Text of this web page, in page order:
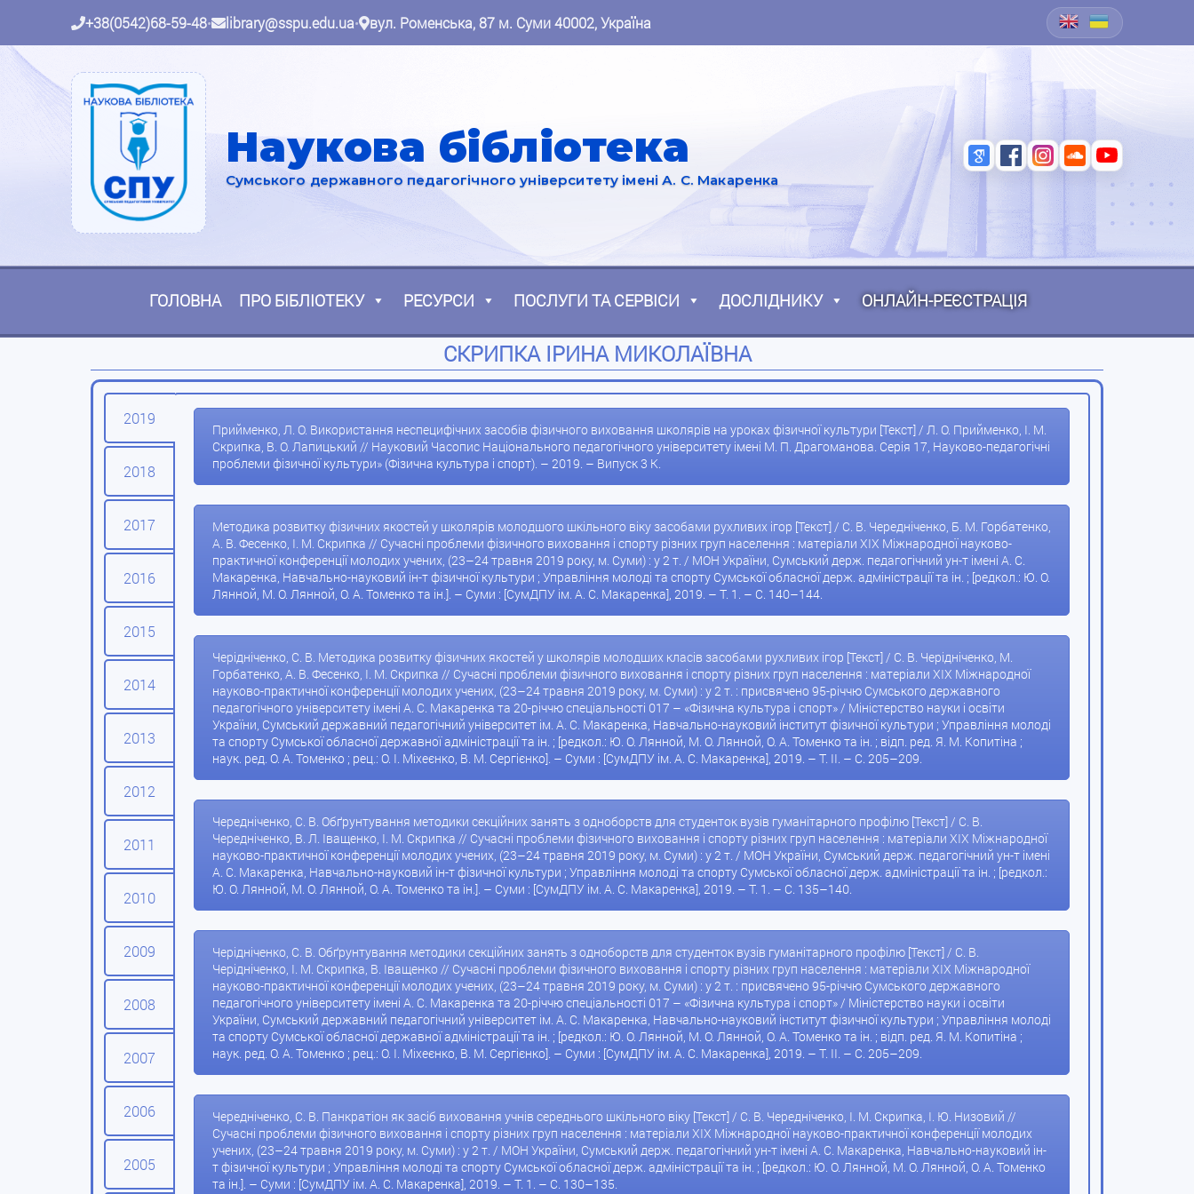
+38(0542)68-59-48• library@sspu.edu.ua• вул. Роменська, 87 м. Суми 40002, Україна
Наукова бібліотека
Сумського державного педагогічного університету імені А. С. Макаренка
ГОЛОВНА ПРО БІБЛІОТЕКУ РЕСУРСИ ПОСЛУГИ ТА СЕРВІСИ ДОСЛІДНИКУ ОНЛАЙН-РЕЄСТРАЦІЯ
СКРИПКА ІРИНА МИКОЛАЇВНА
2019
2018
2017
2016
2015
2014
2013
2012
2011
2010
2009
2008
2007
2006
2005
Прийменко, Л. О. Використання неспецифічних засобів фізичного виховання школярів на уроках фізичної культури [Текст] / Л. О. Прийменко, І. М.
Скрипка, В. О. Лапицький // Науковий Часопис Національного педагогічного університету імені М. П. Драгоманова. Серія 17, Науково-педагогічні
проблеми фізичної культури» (Фізична культура і спорт). – 2019. – Випуск 3 К.
Методика розвитку фізичних якостей у школярів молодшого шкільного віку засобами рухливих ігор [Текст] / С. В. Чередніченко, Б. М. Горбатенко,
А. В. Фесенко, І. М. Скрипка // Сучасні проблеми фізичного виховання і спорту різних груп населення : матеріали XIX Міжнародної науково-
практичної конференції молодих учених, (23–24 травня 2019 року, м. Суми) : у 2 т. / МОН України, Сумський держ. педагогічний ун-т імені А. С.
Макаренка, Навчально-науковий ін-т фізичної культури ; Управління молоді та спорту Сумської обласної держ. адміністрації та ін. ; [редкол.: Ю. О.
Лянной, М. О. Лянной, О. А. Томенко та ін.]. – Суми : [СумДПУ ім. А. С. Макаренка], 2019. – Т. 1. – С. 140–144.
Черідніченко, С. В. Методика розвитку фізичних якостей у школярів молодших класів засобами рухливих ігор [Текст] / С. В. Черідніченко, М.
Горбатенко, А. В. Фесенко, І. М. Скрипка // Сучасні проблеми фізичного виховання і спорту різних груп населення : матеріали XIХ Міжнародної
науково-практичної конференції молодих учених, (23–24 травня 2019 року, м. Суми) : у 2 т. : присвячено 95-річчю Сумського державного
педагогічного університету імені А. С. Макаренка та 20-річчю спеціальності 017 – «Фізична культура і спорт» / Міністерство науки і освіти
України, Сумський державний педагогічний університет ім. А. С. Макаренка, Навчально-науковий інститут фізичної культури ; Управління молоді
та спорту Сумської обласної державної адміністрації та ін. ; [редкол.: Ю. О. Лянной, М. О. Лянной, О. А. Томенко та ін. ; відп. ред. Я. М. Копитіна ;
наук. ред. О. А. Томенко ; рец.: О. І. Міхеєнко, В. М. Сергієнко]. – Суми : [СумДПУ ім. А. С. Макаренка], 2019. – Т. ІІ. – С. 205–209.
Чередніченко, С. В. Обґрунтування методики секційних занять з одноборств для студенток вузів гуманітарного профілю [Текст] / С. В.
Чередніченко, В. Л. Іващенко, І. М. Скрипка // Сучасні проблеми фізичного виховання і спорту різних груп населення : матеріали XIX Міжнародної
науково-практичної конференції молодих учених, (23–24 травня 2019 року, м. Суми) : у 2 т. / МОН України, Сумський держ. педагогічний ун-т імені
А. С. Макаренка, Навчально-науковий ін-т фізичної культури ; Управління молоді та спорту Сумської обласної держ. адміністрації та ін. ; [редкол.:
Ю. О. Лянной, М. О. Лянной, О. А. Томенко та ін.]. – Суми : [СумДПУ ім. А. С. Макаренка], 2019. – Т. 1. – С. 135–140.
Черідніченко, С. В. Обґрунтування методики секційних занять з одноборств для студенток вузів гуманітарного профілю [Текст] / С. В.
Черідніченко, І. М. Скрипка, В. Іващенко // Сучасні проблеми фізичного виховання і спорту різних груп населення : матеріали XIХ Міжнародної
науково-практичної конференції молодих учених, (23–24 травня 2019 року, м. Суми) : у 2 т. : присвячено 95-річчю Сумського державного
педагогічного університету імені А. С. Макаренка та 20-річчю спеціальності 017 – «Фізична культура і спорт» / Міністерство науки і освіти
України, Сумський державний педагогічний університет ім. А. С. Макаренка, Навчально-науковий інститут фізичної культури ; Управління молоді
та спорту Сумської обласної державної адміністрації та ін. ; [редкол.: Ю. О. Лянной, М. О. Лянной, О. А. Томенко та ін. ; відп. ред. Я. М. Копитіна ;
наук. ред. О. А. Томенко ; рец.: О. І. Міхеєнко, В. М. Сергієнко]. – Суми : [СумДПУ ім. А. С. Макаренка], 2019. – Т. ІІ. – С. 205–209.
Чередніченко, С. В. Панкратіон як засіб виховання учнів середнього шкільного віку [Текст] / С. В. Чередніченко, І. М. Скрипка, І. Ю. Низовий //
Сучасні проблеми фізичного виховання і спорту різних груп населення : матеріали XIX Міжнародної науково-практичної конференції молодих
учених, (23–24 травня 2019 року, м. Суми) : у 2 т. / МОН України, Сумський держ. педагогічний ун-т імені А. С. Макаренка, Навчально-науковий ін-
т фізичної культури ; Управління молоді та спорту Сумської обласної держ. адміністрації та ін. ; [редкол.: Ю. О. Лянной, М. О. Лянной, О. А. Томенко
та ін.]. – Суми : [СумДПУ ім. А. С. Макаренка], 2019. – Т. 1. – С. 130–135.